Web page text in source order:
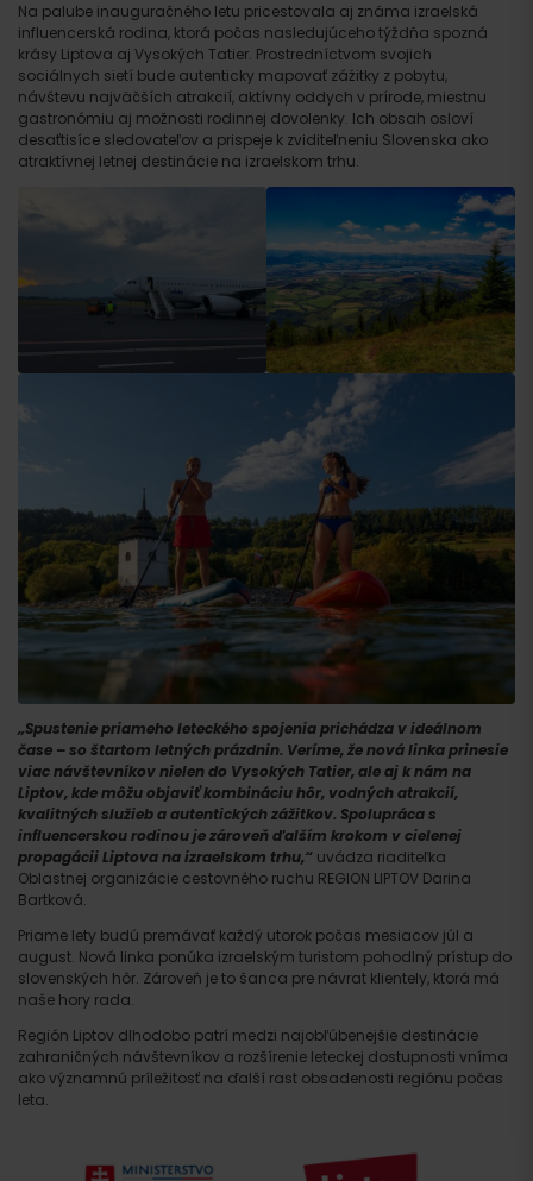
Na palube inauguračného letu pricestovala aj známa izraelská
influencerská rodina, ktorá počas nasledujúceho týždňa spozná
krásy Liptova aj Vysokých Tatier. Prostredníctvom svojich
sociálnych sietí bude autenticky mapovať zážitky z pobytu,
návštevu najväčších atrakcií, aktívny oddych v prírode, miestnu
gastronómiu aj možnosti rodinnej dovolenky. Ich obsah osloví
desaťtisíce sledovateľov a prispeje k zviditeľneniu Slovenska ako
atraktívnej letnej destinácie na izraelskom trhu.
„Spustenie priameho leteckého spojenia prichádza v ideálnom
čase – so štartom letných prázdnin. Veríme, že nová linka prinesie
viac návštevníkov nielen do Vysokých Tatier, ale aj k nám na
Liptov, kde môžu objaviť kombináciu hôr, vodných atrakcií,
kvalitných služieb a autentických zážitkov. Spolupráca s
influencerskou rodinou je zároveň ďalším krokom v cielenej
propagácii Liptova na izraelskom trhu,“ uvádza riaditeľka
Oblastnej organizácie cestovného ruchu REGION LIPTOV Darina
Bartková.
Priame lety budú premávať každý utorok počas mesiacov júl a
august. Nová linka ponúka izraelským turistom pohodlný prístup do
slovenských hôr. Zároveň je to šanca pre návrat klientely, ktorá má
naše hory rada.
Región Liptov dlhodobo patrí medzi najobľúbenejšie destinácie
zahraničných návštevníkov a rozšírenie leteckej dostupnosti vníma
ako významnú príležitosť na ďalší rast obsadenosti regiónu počas
leta.